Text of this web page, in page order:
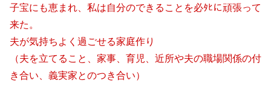
子宝にも恵まれ、私は自分のできることを必ﾀﾋに頑張って
来た。
夫が気持ちよく過ごせる家庭作り
（夫を立てること、家事、育児、近所や夫の職場関係の付
き合い、義実家とのつき合い）